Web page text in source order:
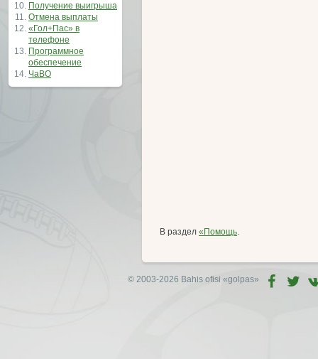
Получение выигрыша
Отмена выплаты
«Гол+Пас» в
телефоне
Программное
обеспечение
ЧаВО
В раздел «Помощь.
© 2003-2026 Bahis ofisi «golpas»